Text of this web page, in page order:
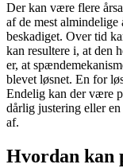
Der kan være flere
af de mest almindelige
beskadiget. Over tid
kan resultere i, at den
er, at
blevet løsnet. En for
Endelig kan der være
dårlig justering eller
af.
Hvordan kan